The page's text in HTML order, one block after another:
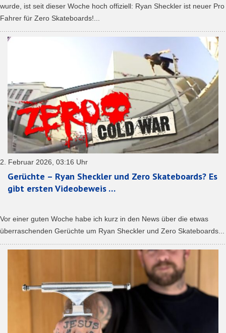
wurde, ist seit dieser Woche hoch offiziell: Ryan Sheckler ist neuer Pro
Fahrer für Zero Skateboards!...
2. Februar 2026, 03:16 Uhr
Gerüchte – Ryan Sheckler und Zero Skateboards? Es
gibt ersten Videobeweis …
Vor einer guten Woche habe ich kurz in den News über die etwas
überraschenden Gerüchte um Ryan Sheckler und Zero Skateboards...